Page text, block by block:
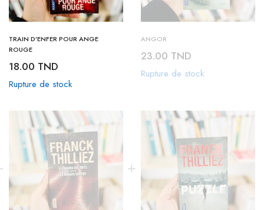
TRAIN D’ENFER POUR ANGE
ROUGE
18.00 TND
Rupture de stock
ANGOR
23.00 TND
Rupture de stock